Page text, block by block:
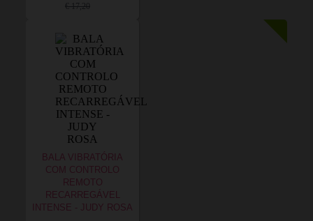
€ 17,20
BALA VIBRATÓRIA
COM CONTROLO
REMOTO
RECARREGÁVEL
INTENSE - JUDY ROSA